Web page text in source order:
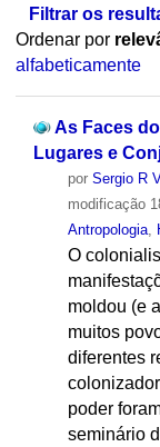
Filtrar os
Ordenar por
alfabeticamente
As Faces
Lugares e
por Sergio R
modificação
Antropologia,
O
moldou (e
muitos
diferentes
poder
seminário